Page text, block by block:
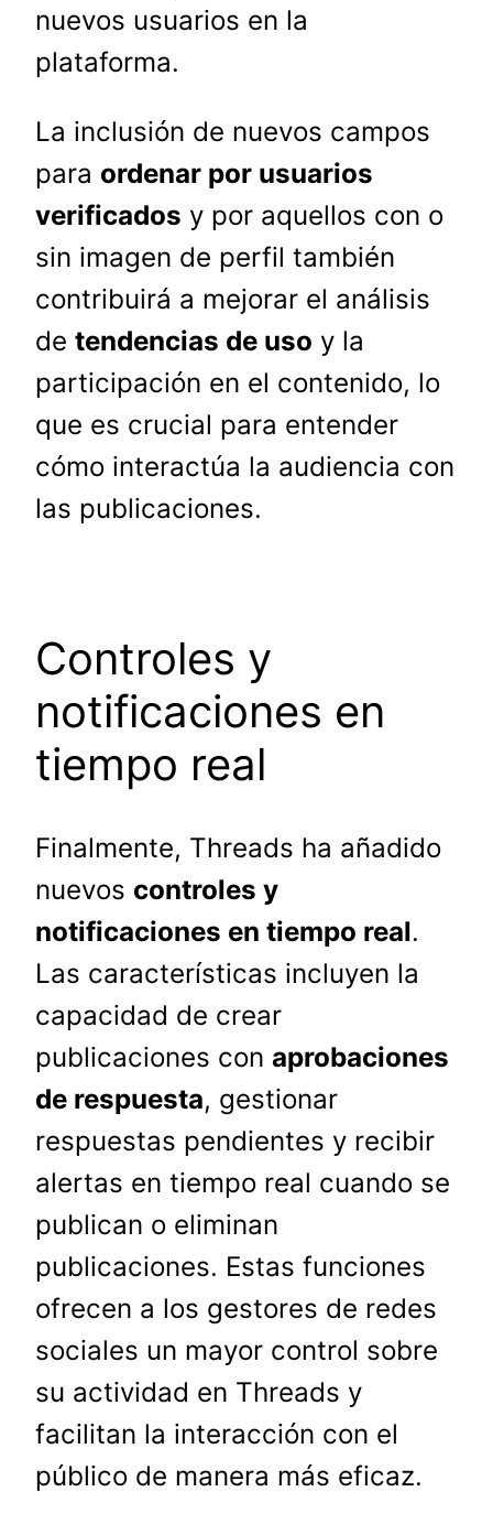
nuevos usuarios en la
plataforma.
La inclusión de nuevos campos
para ordenar por usuarios
verificados y por aquellos con o
sin imagen de perfil también
contribuirá a mejorar el análisis
de tendencias de uso y la
participación en el contenido, lo
que es crucial para entender
cómo interactúa la audiencia con
las publicaciones.
Controles y
notificaciones en
tiempo real
Finalmente, Threads ha añadido
nuevos controles y
notificaciones en tiempo real.
Las características incluyen la
capacidad de crear
publicaciones con aprobaciones
de respuesta, gestionar
respuestas pendientes y recibir
alertas en tiempo real cuando se
publican o eliminan
publicaciones. Estas funciones
ofrecen a los gestores de redes
sociales un mayor control sobre
su actividad en Threads y
facilitan la interacción con el
público de manera más eficaz.